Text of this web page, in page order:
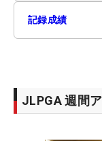
記録成績
JLPGA 週間